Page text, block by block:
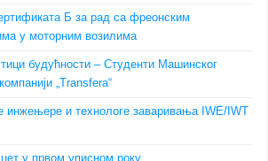
Б за рад са фреонским
у моторним возилима
будућности – Студенти Машинског
„Transfera“
инжењере и технологе заваривања IWE/IWT